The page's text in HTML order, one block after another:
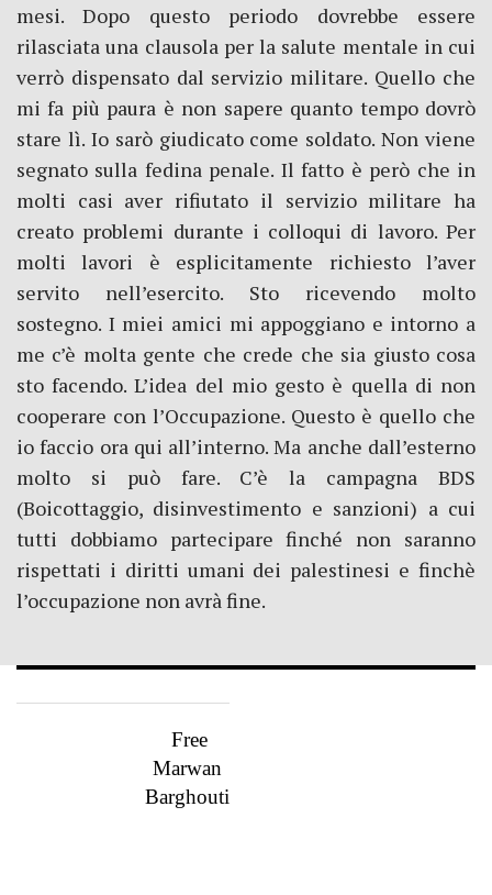
mesi. Dopo questo periodo dovrebbe essere
rilasciata una clausola per la salute mentale in cui
verrò dispensato dal servizio militare. Quello che
mi fa più paura è non sapere quanto tempo dovrò
stare lì. Io sarò giudicato come soldato. Non viene
segnato sulla fedina penale. Il fatto è però che in
molti casi aver rifiutato il servizio militare ha
creato problemi durante i colloqui di lavoro. Per
molti lavori è esplicitamente richiesto l’aver
servito nell’esercito. Sto ricevendo molto
sostegno. I miei amici mi appoggiano e intorno a
me c’è molta gente che crede che sia giusto cosa
sto facendo. L’idea del mio gesto è quella di non
cooperare con l’Occupazione. Questo è quello che
io faccio ora qui all’interno. Ma anche dall’esterno
molto si può fare. C’è la campagna BDS
(Boicottaggio, disinvestimento e sanzioni) a cui
tutti dobbiamo partecipare finché non saranno
rispettati i diritti umani dei palestinesi e finchè
l’occupazione non avrà fine.
Free
Marwan
Barghouti